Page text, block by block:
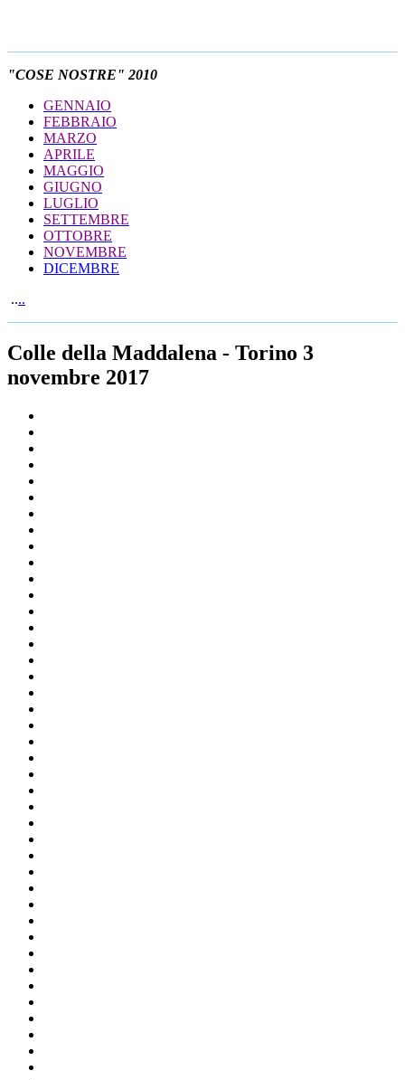
"COSE NOSTRE" 2010
GENNAIO
FEBBRAIO
MARZO
APRILE
MAGGIO
GIUGNO
LUGLIO
SETTEMBRE
OTTOBRE
NOVEMBRE
DICEMBRE
....
Colle della Maddalena - Torino 3
novembre 2017